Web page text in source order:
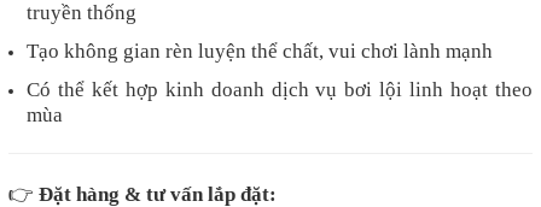
truyền thống
Tạo không gian rèn luyện thể chất, vui chơi lành mạnh
Có thể kết hợp kinh doanh dịch vụ bơi lội linh hoạt theo
mùa
👉 Đặt hàng & tư vấn lắp đặt: